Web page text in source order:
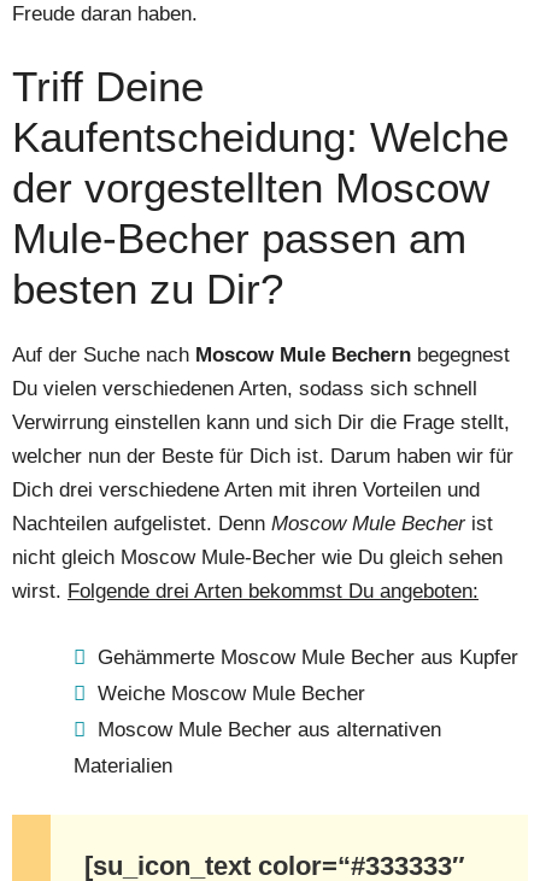
Freude daran haben.
Triff Deine
Kaufentscheidung: Welche
der vorgestellten Moscow
Mule-Becher passen am
besten zu Dir?
Auf der Suche nach Moscow Mule Bechern begegnest
Du vielen verschiedenen Arten, sodass sich schnell
Verwirrung einstellen kann und sich Dir die Frage stellt,
welcher nun der Beste für Dich ist. Darum haben wir für
Dich drei verschiedene Arten mit ihren Vorteilen und
Nachteilen aufgelistet. Denn Moscow Mule Becherist
nicht gleich Moscow Mule-Becher wie Du gleich sehen
wirst. Folgende drei Arten bekommst Du angeboten:
Gehämmerte Moscow Mule Becher aus Kupfer
Weiche Moscow Mule Becher
Moscow Mule Becher aus alternativen
Materialien
[su_icon_text color=“#333333″